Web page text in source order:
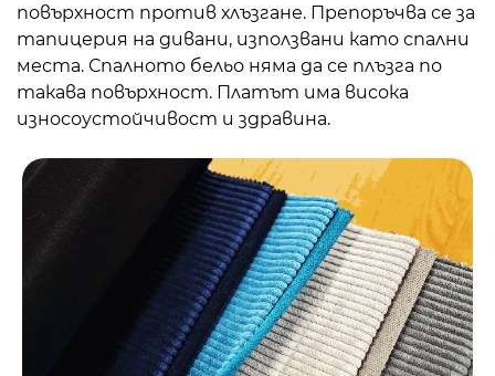
повърхност против хлъзгане. Препоръчва се за
тапицерия на дивани, използвани като спални
места. Спалното бельо няма да се плъзга по
такава повърхност. Платът има висока
износоустойчивост и здравина.